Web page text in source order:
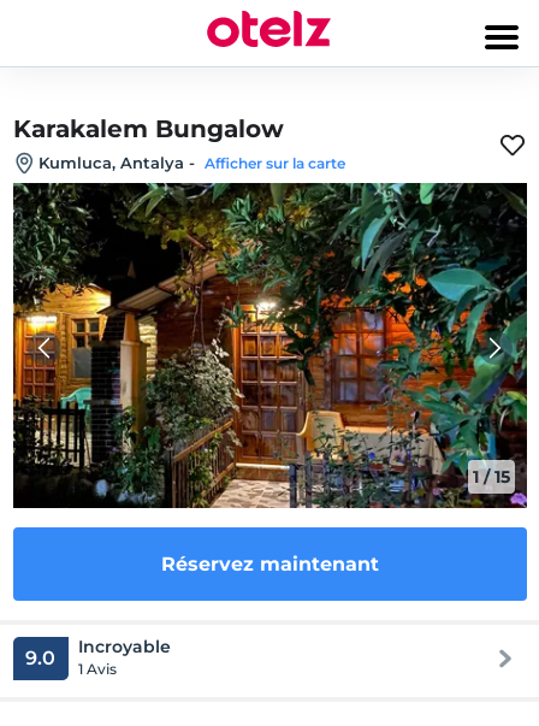
Karakalem Bungalow
Kumluca, Antalya - Afficher sur la carte
1 /15
Réservez maintenant
9.0 Incroyable
1 Avis